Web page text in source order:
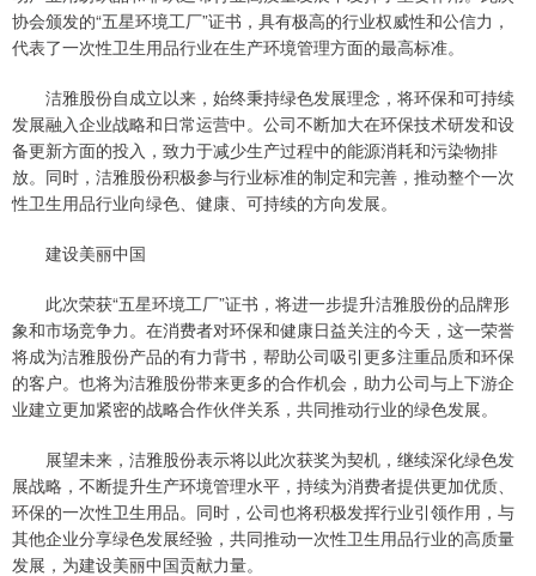
协会颁发的“五星环境工厂”证书，具有极高的行业权威性和公信力，
代表了一次性卫生用品行业在生产环境管理方面的最高标准。
洁雅股份自成立以来，始终秉持绿色发展理念，将环保和可持续
发展融入企业战略和日常运营中。公司不断加大在环保技术研发和设
备更新方面的投入，致力于减少生产过程中的能源消耗和污染物排
放。同时，洁雅股份积极参与行业标准的制定和完善，推动整个一次
性卫生用品行业向绿色、健康、可持续的方向发展。
建设美丽中国
此次荣获“五星环境工厂”证书，将进一步提升洁雅股份的品牌形
象和市场竞争力。在消费者对环保和健康日益关注的今天，这一荣誉
将成为洁雅股份产品的有力背书，帮助公司吸引更多注重品质和环保
的客户。也将为洁雅股份带来更多的合作机会，助力公司与上下游企
业建立更加紧密的战略合作伙伴关系，共同推动行业的绿色发展。
展望未来，洁雅股份表示将以此次获奖为契机，继续深化绿色发
展战略，不断提升生产环境管理水平，持续为消费者提供更加优质、
环保的一次性卫生用品。同时，公司也将积极发挥行业引领作用，与
其他企业分享绿色发展经验，共同推动一次性卫生用品行业的高质量
发展，为建设美丽中国贡献力量。